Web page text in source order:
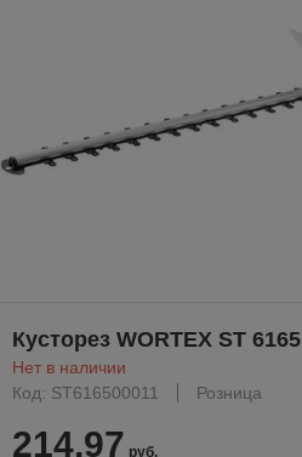
Кусторез WORTEX ST 6165
Нет в наличии
Код: ST616500011
Розница
214,97 руб.